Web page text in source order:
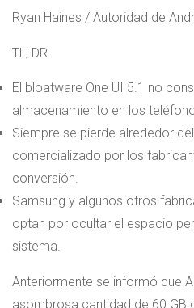
Ryan Haines / Autoridad de
TL; DR
El bloatware One UI 5.1 no
almacenamiento en los
Siempre se pierde alrededor
comercializado por los
conversión.
Samsung y algunos otros
optan por ocultar el espacio
sistema.
Anteriormente se informó que
asombrosa cantidad de 60 GB